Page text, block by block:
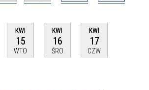
KWI
15
WTO
KWI
16
ŚRO
KWI
17
CZW